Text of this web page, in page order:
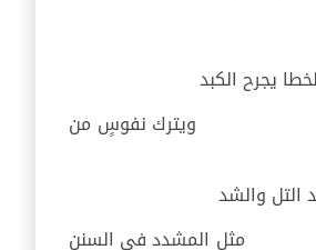
يجرح الكبد
نفوسٍ من
التل والشد
في السنن